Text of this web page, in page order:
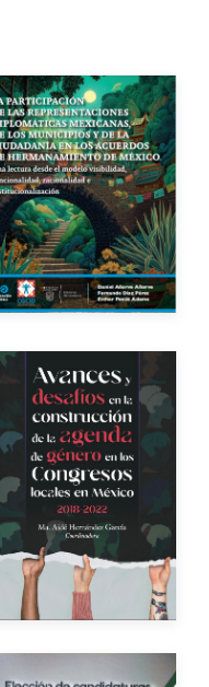
Autores
Impreso $250.00
Autor
Año de edición
Impreso $1,500.00